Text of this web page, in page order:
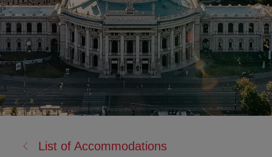
る:
List of Accommodations